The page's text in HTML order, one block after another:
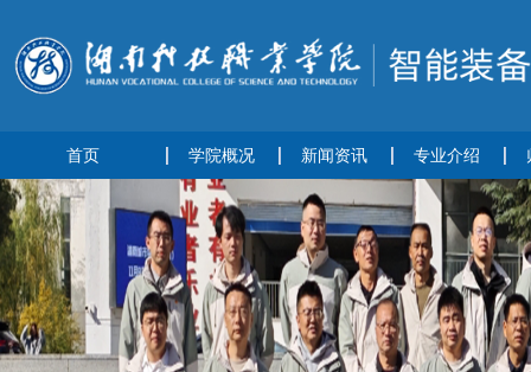
首页 学院概况 新闻资讯 专业介绍